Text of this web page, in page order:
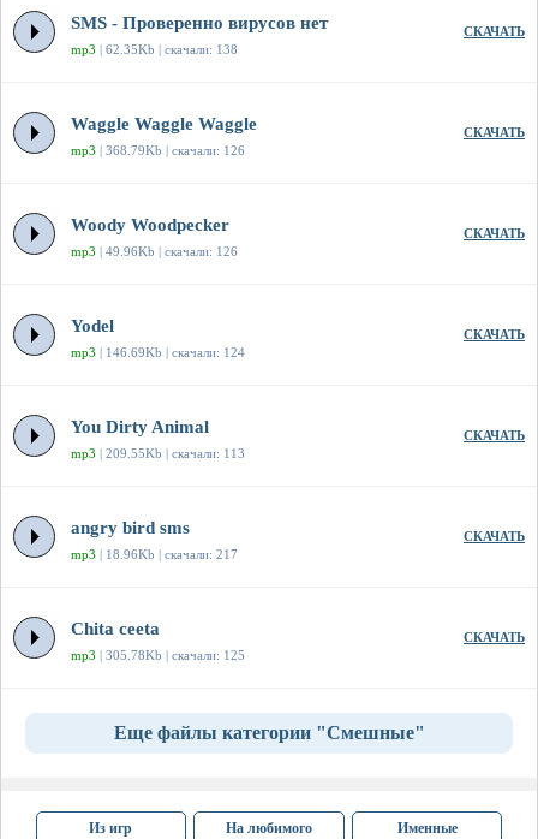
SMS - Проверенно вирусов нет
mp3 | 62.35Kb | скачали: 138
СКАЧАТЬ
Waggle Waggle Waggle
mp3 | 368.79Kb | скачали: 126
СКАЧАТЬ
Woody Woodpecker
mp3 | 49.96Kb | скачали: 126
СКАЧАТЬ
Yodel
mp3 | 146.69Kb | скачали: 124
СКАЧАТЬ
You Dirty Animal
mp3 | 209.55Kb | скачали: 113
СКАЧАТЬ
angry bird sms
mp3 | 18.96Kb | скачали: 217
СКАЧАТЬ
Chita ceeta
mp3 | 305.78Kb | скачали: 125
СКАЧАТЬ
Еще файлы категории "Смешные"
Из игр На любимого Именные